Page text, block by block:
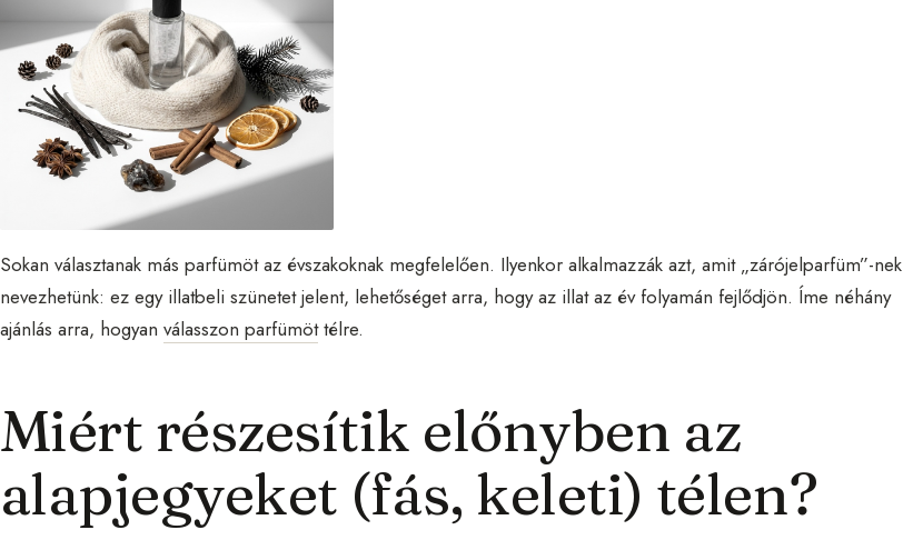
Sokan választanak más parfümöt az évszakoknak megfelelően. Ilyenkor alkalmazzák azt, amit „zárójelparfüm”-nek
nevezhetünk: ez egy illatbeli szünetet jelent, lehetőséget arra, hogy az illat az év folyamán fejlődjön. Íme néhány
ajánlás arra, hogyan válasszon parfümöttélre.
Miért részesítik előnyben az
alapjegyeket (fás, keleti) télen?